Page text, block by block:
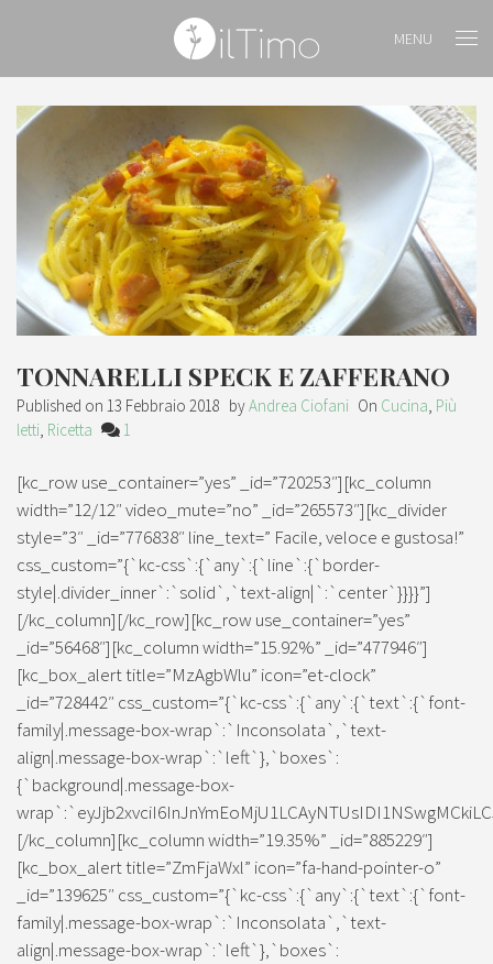
MENU
TONNARELLI SPECK E ZAFFERANO
Published on 13 Febbraio 2018 byAndrea Ciofani On Cucina, Più
letti, Ricetta 1
[kc_row use_container=”yes” _id=”720253″][kc_column
width=”12/12″ video_mute=”no” _id=”265573″][kc_divider
style=”3″ _id=”776838″ line_text=” Facile, veloce e gustosa!”
css_custom=”{`kc-css`:{`any`:{`line`:{`border-
style|.divider_inner`:`solid`,`text-align|`:`center`}}}}”]
[/kc_column][/kc_row][kc_row use_container=”yes”
_id=”56468″][kc_column width=”15.92%” _id=”477946″]
[kc_box_alert title=”MzAgbWlu” icon=”et-clock”
_id=”728442″ css_custom=”{`kc-css`:{`any`:{`text`:{`font-
family|.message-box-wrap`:`Inconsolata`,`text-
align|.message-box-wrap`:`left`},`boxes`:
{`background|.message-box-
[/kc_column][kc_column width=”19.35%” _id=”885229″]
[kc_box_alert title=”ZmFjaWxl” icon=”fa-hand-pointer-o”
_id=”139625″ css_custom=”{`kc-css`:{`any`:{`text`:{`font-
family|.message-box-wrap`:`Inconsolata`,`text-
align|.message-box-wrap`:`left`},`boxes`: